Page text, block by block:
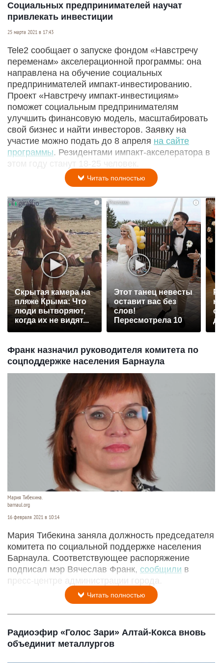
Социальных предпринимателей научат
привлекать инвестиции
25 марта 2021 в 17:43
Tele2 сообщает о запуске фондом «Навстречу
переменам» акселерационной программы: она
направлена на обучение социальных
предпринимателей импакт-инвестированию.
Проект «Навстречу импакт-инвестициям»
поможет социальным предпринимателям
улучшить финансовую модель, масштабировать
свой бизнес и найти инвесторов. Заявку на
участие можно подать до 8 апреля на сайте
программы. Резидентами импакт-акселератора в
этом году станут 18-25 человек.
Читать полностью
i
Скрытая камера на
пляже Крыма: Что
люди вытворяют,
когда их не видят...
i
Этот танец невесты
оставит вас без
слов!
Пересмотрела 10
Франк назначил руководителя комитета по
соцподдержке населения Барнаула
Мария Тибекина.
barnaul.org
16 февраля 2021 в 10:14
Мария Тибекина заняла должность председателя
комитета по социальной поддержке населения
Барнаула. Соответствующее распоряжение
подписал мэр Вячеслав Франк, сообщили в
пресс-центре администрации города.
Читать полностью
Радиоэфир «Голос Зари» Алтай-Кокса вновь
объединит металлургов